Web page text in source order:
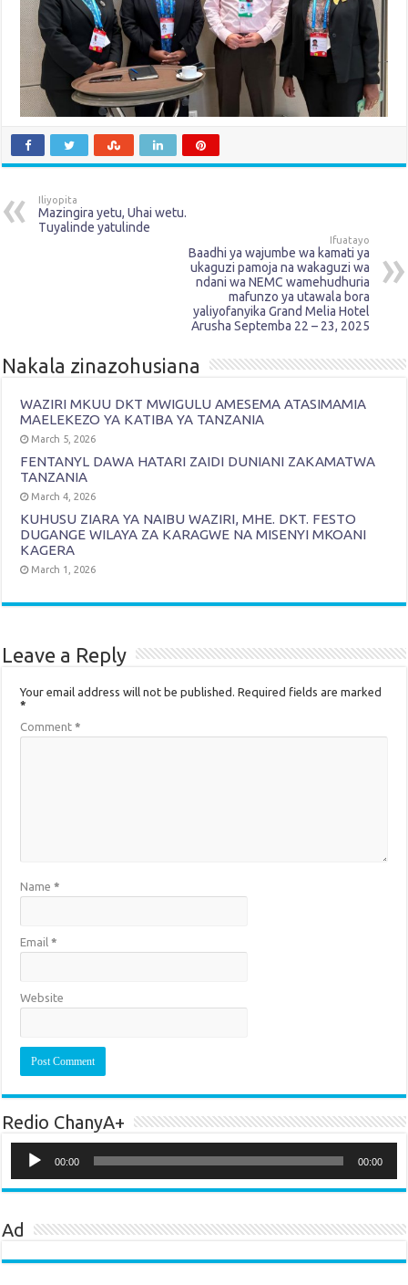
Iliyopita
Mazingira yetu, Uhai wetu.
Tuyalinde yatulinde
Ifuatayo
Baadhi ya wajumbe wa kamati ya
ukaguzi pamoja na wakaguzi wa
ndani wa NEMC wamehudhuria
mafunzo ya utawala bora
yaliyofanyika Grand Melia Hotel
Arusha Septemba 22 – 23, 2025
Nakala zinazohusiana
WAZIRI MKUU DKT MWIGULU AMESEMA ATASIMAMIA
MAELEKEZO YA KATIBA YA TANZANIA
March 5, 2026
FENTANYL DAWA HATARI ZAIDI DUNIANI ZAKAMATWA
TANZANIA
March 4, 2026
KUHUSU ZIARA YA NAIBU WAZIRI, MHE. DKT. FESTO
DUGANGE WILAYA ZA KARAGWE NA MISENYI MKOANI
KAGERA
March 1, 2026
Leave a Reply
Your email address will not be published. Required fields are marked
*
Comment*
Name*
Email*
Website
Redio ChanyA+
Player
00:00 00:00
Ad